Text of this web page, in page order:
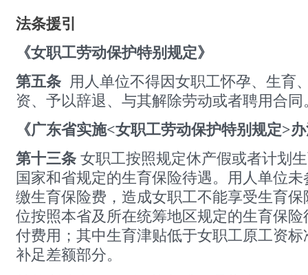
法条援引
《女职工劳动保护特别规定》
第五条 用人单位不得因女职工怀孕、生育
资、予以辞退、与其解除劳动或者聘用合同
《广东省实施<女职工劳动保护特别规定>
第十三条 女职工按照规定休产假或者计划
国家和省规定的生育保险待遇。用人单位
缴生育保险费，造成女职工不能享受生育
位按照本省及所在统筹地区规定的生育保
付费用；其中生育津贴低于女职工原工资
补足差额部分。